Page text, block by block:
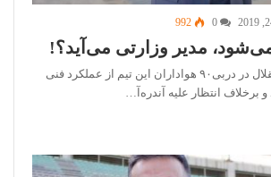
992
مدیر وزارتی می‌آید؟!
با وجود شکست استقلال در دربی۹۰ هواداران این تیم از عملکرد فنی
بر‌خلاف انتظار علیه آندره‌آ…